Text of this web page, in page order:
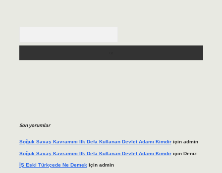
Son yorumlar
Soğuk Savaş Kavramını Ilk Defa Kullanan Devlet Adamı Kimdiriçin admin
Soğuk Savaş Kavramını Ilk Defa Kullanan Devlet Adamı Kimdiriçin Deniz
İŞ Eski Türkçede Ne Demekiçin admin